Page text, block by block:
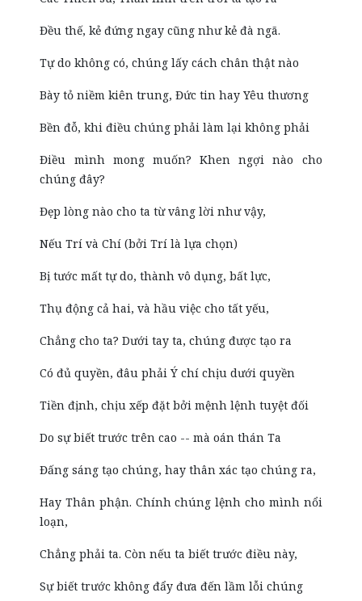
Đều thế, kẻ đứng ngay cũng như kẻ đà ngã.
Tự do không có, chúng lấy cách chân thật nào
Bày tỏ niềm kiên trung, Đức tin hay Yêu thương
Bền đỗ, khi điều chúng phải làm lại không phải
Điều mình mong muốn? Khen ngợi nào cho
chúng đây?
Đẹp lòng nào cho ta từ vâng lời như vậy,
Nếu Trí và Chí (bởi Trí là lựa chọn)
Bị tước mất tự do, thành vô dụng, bất lực,
Thụ động cả hai, và hầu việc cho tất yếu,
Chẳng cho ta? Dưới tay ta, chúng được tạo ra
Có đủ quyền, đâu phải Ý chí chịu dưới quyền
Tiền định, chịu xếp đặt bởi mệnh lệnh tuyệt đối
Do sự biết trước trên cao -- mà oán thán Ta
Đấng sáng tạo chúng, hay thân xác tạo chúng ra,
Hay Thân phận. Chính chúng lệnh cho mình nổi
loạn,
Chẳng phải ta. Còn nếu ta biết trước điều này,
Sự biết trước không đẩy đưa đến lầm lỗi chúng